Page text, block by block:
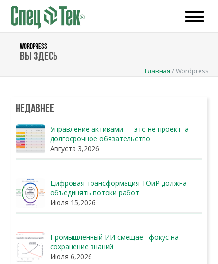
WORDPRESS
Вы здесь
Главная /Wordpress
Недавнее
Управление активами — это не проект, а
долгосрочное обязательство
Августа 3,2026
Цифровая трансформация ТОиР должна
объединять потоки работ
Июля 15,2026
Промышленный ИИ смещает фокус на
сохранение знаний
Июля 6,2026